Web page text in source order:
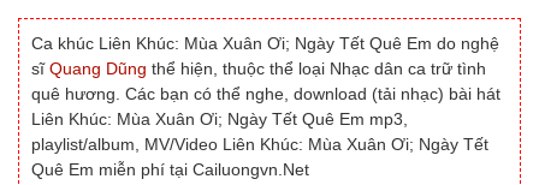
Ca khúc Liên Khúc: Mùa Xuân Ơi; Ngày Tết Quê Em do nghệ
sĩQuang Dũng thể hiện, thuộc thể loại Nhạc dân ca trữ tình
quê hương. Các bạn có thể nghe, download (tải nhạc) bài hát
Liên Khúc: Mùa Xuân Ơi; Ngày Tết Quê Em mp3,
playlist/album, MV/Video Liên Khúc: Mùa Xuân Ơi; Ngày Tết
Quê Em miễn phí tại Cailuongvn.Net